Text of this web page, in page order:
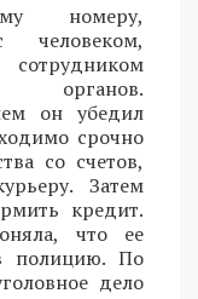
номеру,
человеком,
органов.
он убедил
срочно
со счетов,
Затем
кредит.
что ее
полицию. По
дело